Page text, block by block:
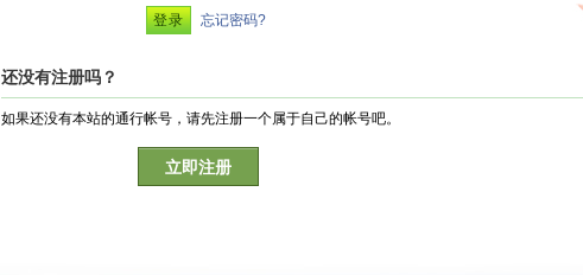
忘记密码?
还没有注册吗？
如果还没有本站的通行帐号，请先注册一个属于自己的帐号吧。
立即注册